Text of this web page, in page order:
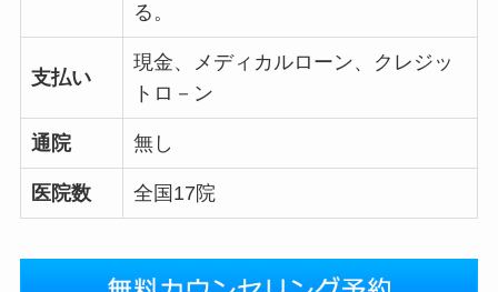
る。
支払い
現金、メディカルローン、クレジッ
トロ－ン
通院 無し
医院数 全国17院